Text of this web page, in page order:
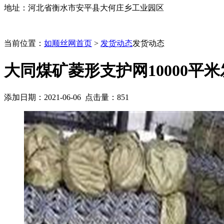
地址：河北省衡水市安平县大何庄乡工业园区
当前位置： 如顺丝网首页 > 发货动态发货动态
大同煤矿菱形支护网10000平
添加日期：2021-06-06 点击量： 851